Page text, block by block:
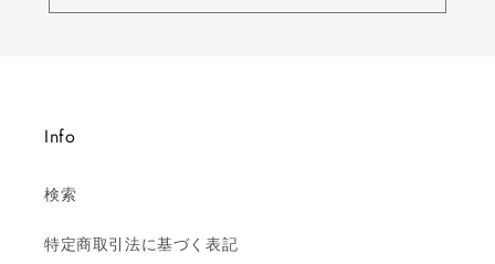
Info
検索
特定商取引法に基づく表記